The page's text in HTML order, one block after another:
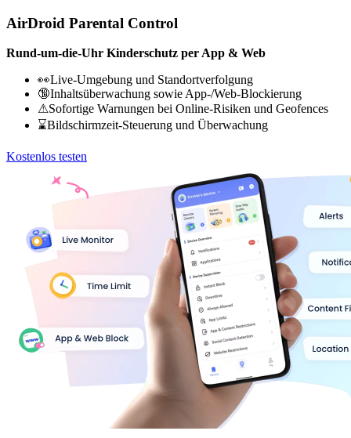
AirDroid Parental Control
Rund-um-die-Uhr Kinderschutz per App & Web
👀Live-Umgebung und Standortverfolgung
🔞Inhaltsüberwachung sowie App-/Web-Blockierung
⚠Sofortige Warnungen bei Online-Risiken und Geofences
⌛Bildschirmzeit-Steuerung und Überwachung
Kostenlos testen